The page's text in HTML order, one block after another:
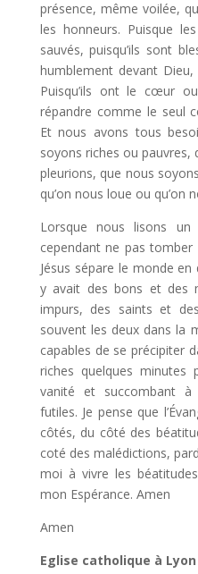
présence, même voilée,
les honneurs. Puisque
sauvés, puisqu’ils sont
humblement devant
Puisqu’ils ont le cœur
répandre comme le seul
Et nous avons tous
soyons riches ou
pleurions, que nous
qu’on nous loue ou qu’on
Lorsque nous lisons
cependant ne pas
Jésus sépare le monde
y avait des bons et des
impurs, des saints et
souvent les deux dans la
capables de se précipiter
riches quelques
vanité et succombant à
futiles. Je pense que
côtés, du côté des
coté des malédictions,
moi à vivre les
mon Espérance. Amen
Amen
Eglise catholique à Lyon